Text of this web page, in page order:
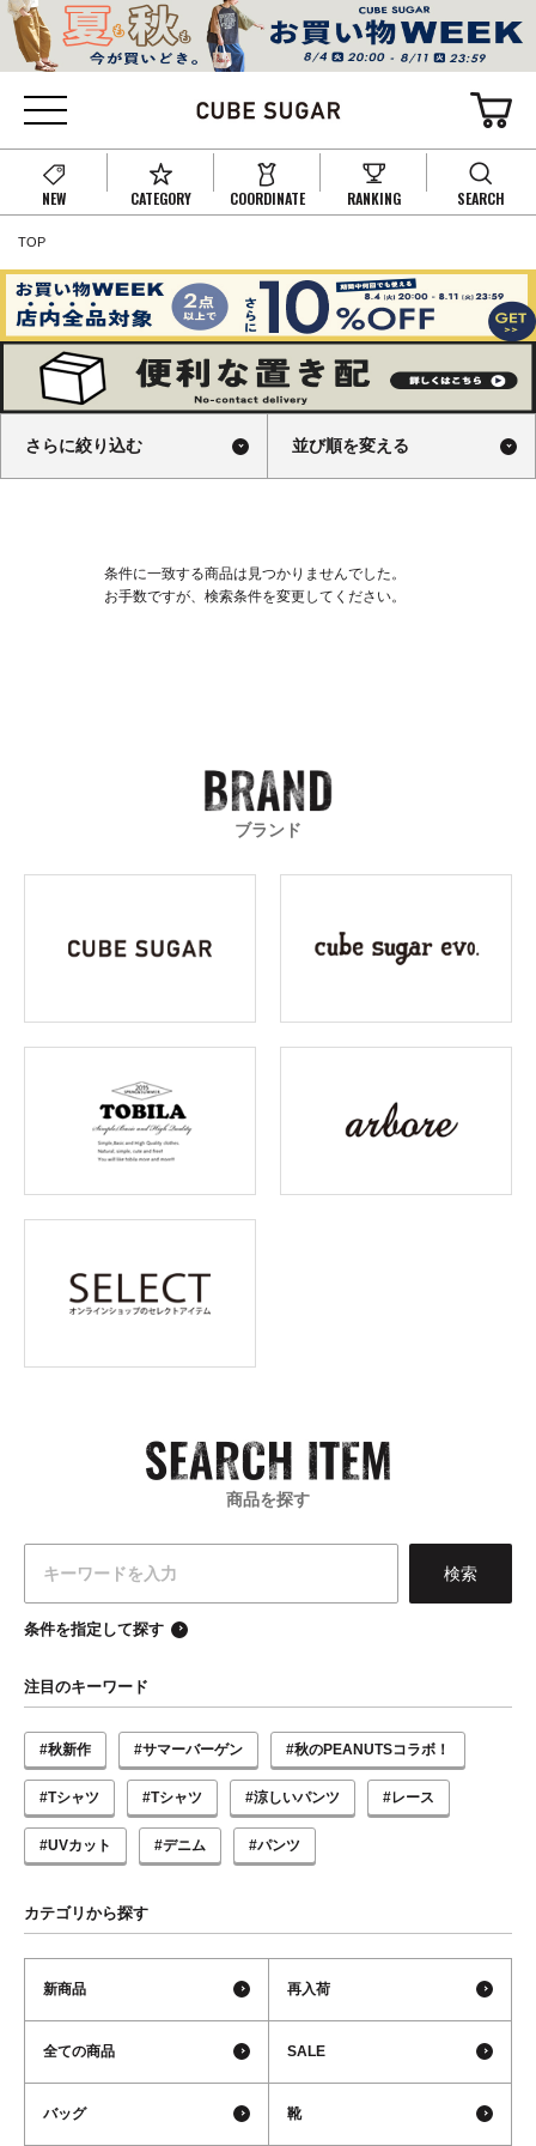
NEW CATEGORY COORDINATE RANKING SEARCH
TOP
さらに絞り込む 並び順を変える
条件に一致する商品は見つかりませんでした。
お手数ですが、検索条件を変更してください。
ブランド
商品を探す
条件を指定して探す
注目のキーワード
#秋新作 #サマーバーゲン #秋のPEANUTSコラボ！
#Tシャツ #Tシャツ #涼しいパンツ #レース
#UVカット #デニム #パンツ
カテゴリから探す
新商品 再入荷
全ての商品 SALE
バッグ 靴